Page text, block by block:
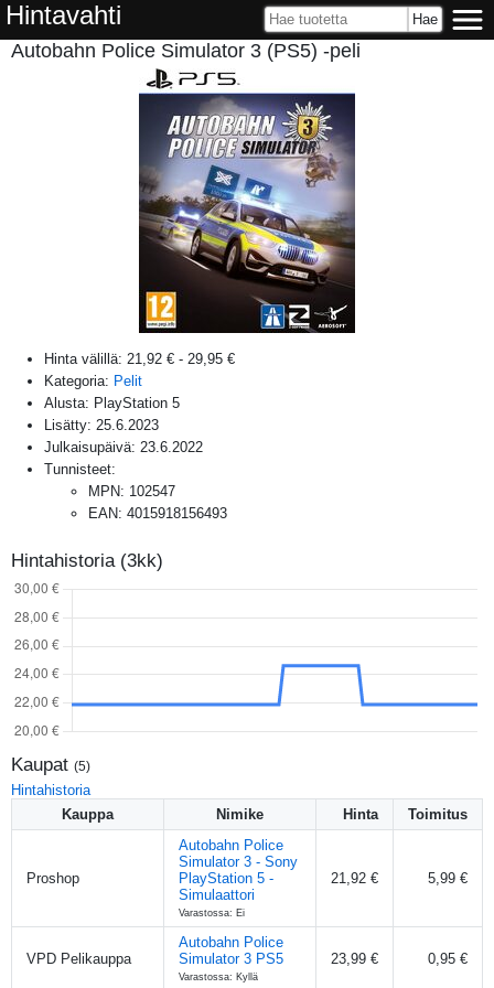
Hintavahti
Autobahn Police Simulator 3 (PS5) -peli
Hinta välillä: 21,92 € - 29,95 €
Kategoria: Pelit
Alusta: PlayStation 5
Lisätty: 25.6.2023
Julkaisupäivä: 23.6.2022
Tunnisteet:
MPN: 102547
EAN: 4015918156493
Hintahistoria (3kk)
Kaupat (5)
Hintahistoria
Kauppa
Nimike Hinta Toimitus
Proshop
Autobahn Police
Simulator 3 - Sony
PlayStation 5 -
Simulaattori
Varastossa: Ei
21,92 € 5,99 €
VPD Pelikauppa
Autobahn Police
Simulator 3 PS5
Varastossa: Kyllä
23,99 € 0,95 €